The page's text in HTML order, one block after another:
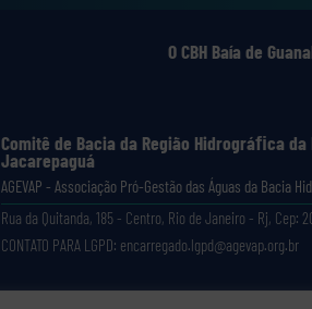
O CBH Baía de
Comitê de Bacia da Região Hidrográﬁca
Jacarepaguá
AGEVAP - Associação Pró-Gestão das Águas da Bacia
Rua da Quitanda, 185 - Centro, Rio de Janeiro - Rj, Cep:
CONTATO PARA LGPD: encarregado.lgpd@agevap.org.br